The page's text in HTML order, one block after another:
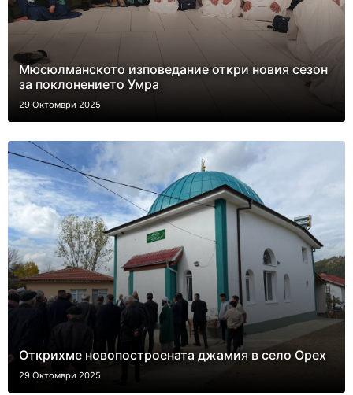
Мюсюлманското изповедание откри новия сезон
за поклонението Умра
29 Октомври 2025
Открихме новопостроената джамия в село Орех
29 Октомври 2025